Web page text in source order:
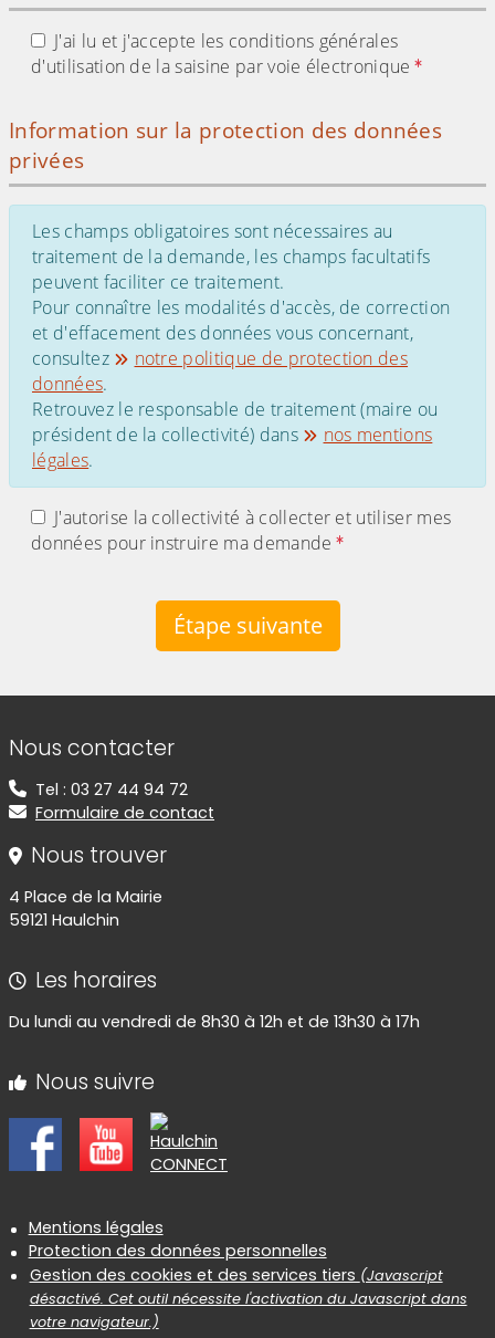
J'ai lu et j'accepte les conditions générales
d'utilisation de la saisine par voie électronique
Information sur la protection des données
privées
Les champs obligatoires sont nécessaires au
traitement de la demande, les champs facultatifs
peuvent faciliter ce traitement.
Pour connaître les modalités d'accès, de correction
et d'effacement des données vous concernant,
consultez
notre politique de protection des
données.
Retrouvez le responsable de traitement (maire ou
président de la collectivité) dans
nos mentions
légales.
J'autorise la collectivité à collecter et utiliser mes
données pour instruire ma demande
Étape suivante
Informations de contact
Nous contacter
Tel : 03 27 44 94 72
Formulaire de contact
Nous trouver
4 Place de la Mairie
59121 Haulchin
Les horaires
Du lundi au vendredi de 8h30 à 12h et de 13h30 à 17h
Nous suivre
Informations réglementaires
Mentions légales
Protection des données personnelles
Gestion des cookies et des services tiers (Javascript
désactivé. Cet outil nécessite l'activation du Javascript dans
votre navigateur.)